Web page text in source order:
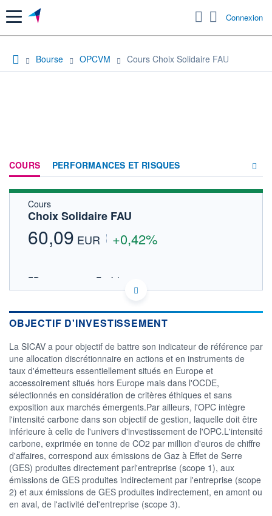
Menu Connexion
Bourse OPCVM Cours Choix Solidaire FAU
COURS PERFORMANCES ET RISQUES
Cours
Choix Solidaire FAU
60,09 EUR +0,42%
FR0010510123 - Ecofi Investissements
OPCVM DERNIER COURS CONNU AU 04/08/2026
02/12 01/04
60
Allocation EUR Prudente
FONDS PARTENAIRES
TARIFS PRIVILÉGIÉS 0%
ÉLIGIBILITÉ
PEA PEA-PME BOURSOVIE LUX
BOURSOVIE
CTO BUSINESS
OBJECTIF D'INVESTISSEMENT
La SICAV a pour objectif de battre son indicateur de référence par
une allocation discrétionnaire en actions et en instruments de
taux d'émetteurs essentiellement situés en Europe et
accessoirement situés hors Europe mais dans l'OCDE,
sélectionnés en considération de critères éthiques et sans
exposition aux marchés émergents.Par ailleurs, l'OPC intègre
l'intensité carbone dans son objectif de gestion, laquelle doit être
inférieure à celle de l'univers d'investissement de l'OPC.L'intensité
carbone, exprimée en tonne de CO2 par million d'euros de chiffre
d'affaires, correspond aux émissions de Gaz à Effet de Serre
(GES) produites directement parl'entreprise (scope 1), aux
émissions de GES produites indirectement par l'entreprise (scope
2) et aux émissions de GES produites indirectement, en amont ou
en aval, de l'activité del'entreprise (scope 3).